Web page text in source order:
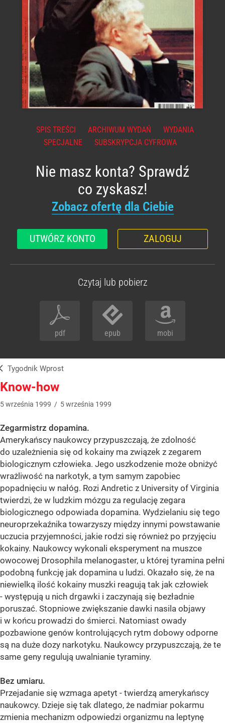
SPIS TREŚCI ARCHIWUM WYDAŃ
WYDANIA
SPECJALNE
SUBSKRYPCJA CYFROWA
Nie masz konta? Sprawdź
co zyskasz!
Zobacz ofertę dla Ciebie
UTWÓRZ KONTO ZALOGUJ
Czytaj lub pobierz
pdf epub mobi
Tygodnik Wprost
Know-how
5września 1999 / 5września 1999
Zegarmistrz dopamina.
Amerykańscy naukowcy przypuszczają, że zdolność
do uzależnienia się od kokainy ma związek z zegarem
biologicznym człowieka. Jego uszkodzenie może obniżyć
wrażliwość na narkotyk, a tym samym zapobiec
popadnięciu w nałóg. Rozi Andretic z University of Virginia
twierdzi, że w ludzkim mózgu za regulację zegara
biologicznego odpowiada dopamina. Wydzielaniu się tego
neuroprzekaźnika towarzyszy między innymi powstawanie
uczucia przyjemności, jakie rodzi się również po przyjęciu
kokainy. Naukowcy wykonali eksperyment na muszce
owocowej Drosophila melanogaster, u której tyramina pełni
podobną funkcję jak dopamina u ludzi. Okazało się, że na
niewielką ilość kokainy muszki reagują tak jak człowiek
- występują u nich drgawki i zaczynają się bezładnie
poruszać. Stopniowe zwiększanie dawki nasila objawy
i w końcu prowadzi do śmierci. Natomiast owady
pozbawione genów kontrolujących rytm dobowy odporne
są na duże dozy narkotyku. Naukowcy przypuszczają, że te
same geny regulują uwalnianie tyraminy.
Bez umiaru.
Przejadanie się wzmaga apetyt - twierdzą amerykańscy
naukowcy. Dzieje się tak dlatego, że nadmiar pokarmu
zmienia mechanizm odpowiedzi organizmu na leptynę